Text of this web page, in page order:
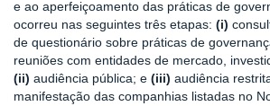
e ao aperfeiçoamento das práticas de
ocorreu nas seguintes três etapas: (i)
de questionário sobre práticas de
reuniões com entidades de mercado,
(ii) audiência pública; e (iii) audiência
manifestação das companhias listadas no